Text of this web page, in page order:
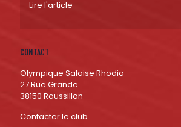
Lire l'article
CONTACT
Olympique Salaise Rhodia
27 Rue Grande
38150 Roussillon
Contacter le club